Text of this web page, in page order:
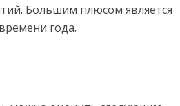
Большим плюсом является
года.